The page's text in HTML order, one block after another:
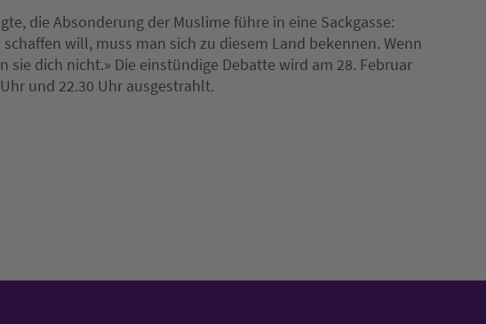
die Absonderung der Muslime führe in eine Sackgasse:
will, muss man sich zu diesem Land bekennen. Wenn
sie dich nicht.» Die einstündige Debatte wird am 28. Februar
und 22.30 Uhr ausgestrahlt.